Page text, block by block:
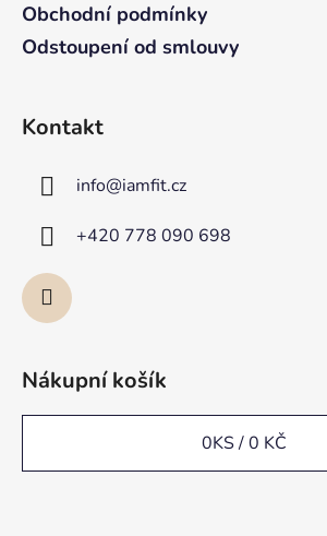
Obchodní podmínky
Odstoupení od smlouvy
Kontakt
info@iamfit.cz
+420 778 090 698
Nákupní košík
0KS /0 KČ